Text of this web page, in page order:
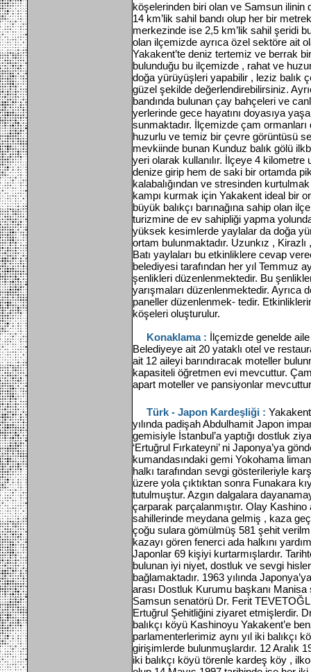
köşelerinden biri olan ve Samsun ilinin
14 km’lik sahil bandı olup her bir
merkezinde ise 2,5 km’lik sahil şeridi
olan ilçemizde ayrıca özel sektöre ait
Yakakent’te deniz tertemiz ve berrak
bulunduğu bu ilçemizde , rahat ve
doğa yürüyüşleri yapabilir , leziz balık
güzel şekilde değerlendirebilirsiniz.
bandında bulunan çay bahçeleri ve
yerlerinde gece hayatını doyasıya
sunmaktadır. İlçemizde çam
huzurlu ve temiz bir çevre görüntüsü
mevkiinde bunan Kunduz balık gölü
yeri olarak kullanılır. İlçeye 4
denize girip hem de saki bir ortamda
kalabalığından ve stresinden
kampı kurmak için Yakakent ideal bir
büyük balıkçı barınağına sahip olan
turizmine de ev sahipliği yapma
yüksek kesimlerde yaylalar da doğa
ortam bulunmaktadır. Uzunkız ,
Batı yaylaları bu etkinliklere cevap
belediyesi tarafından her yıl Temmuz
şenlikleri düzenlenmektedir. Bu
yarışmaları düzenlenmektedir. Ayrıca
paneller düzenlenmek- tedir.
köşeleri oluşturulur.
Konaklama : İlçemizde genelde
Belediyeye ait 20 yataklı otel ve
ait 12 aileyi barındıracak moteller
kapasiteli öğretmen evi mevcuttur.
apart moteller ve pansiyonlar mevcuttur
Türk - Japon Kardeşliği :
yılında padişah Abdulhamit Japon
gemisiyle İstanbul’a yaptığı dostluk
‘Ertuğrul Fırkateyni’ ni Japonya’ya
kumandasındaki gemi Yokohama
halkı tarafından sevgi gösterileriyle
üzere yola çıktıktan sonra Funakara
tutulmuştur. Azgın dalgalara
çarparak parçalanmıştır. Olay Kashino
sahillerinde meydana gelmiş , kaza
çoğu sulara gömülmüş 581 şehit
kazayı gören fenerci ada halkını
Japonlar 69 kişiyi kurtarmışlardır.
bulunan iyi niyet, dostluk ve sevgi
bağlamaktadır. 1963 yılında
arası Dostluk Kurumu başkanı
Samsun senatörü Dr. Ferit
Ertuğrul Şehitliğini ziyaret etmişlerdir.
balıkçı köyü Kashinoyu Yakakent’e
parlamenterlerimiz aynı yıl iki balıkçı
girişimlerde bulunmuşlardır. 12 Aralık
iki balıkçı köyü törenle kardeş köy ,